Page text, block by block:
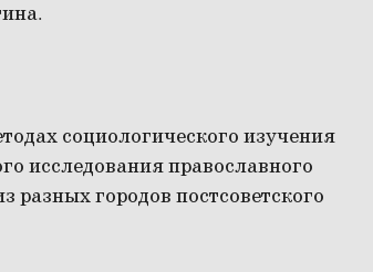
социологического изучения
исследования православного
городов постсоветского